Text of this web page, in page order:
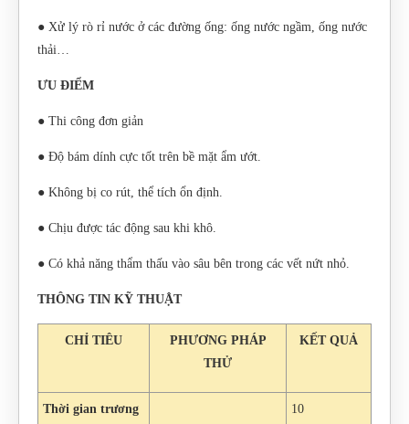
● Xử lý rò rỉ nước ở các đường ống: ống nước ngầm, ống nước
thải…
ƯU ĐIỂM
● Thi công đơn giản
● Độ bám dính cực tốt trên bề mặt ẩm ướt.
● Không bị co rút, thể tích ổn định.
● Chịu được tác động sau khi khô.
● Có khả năng thẩm thấu vào sâu bên trong các vết nứt nhỏ.
THÔNG TIN KỸ THUẬT
CHỈ TIÊU
PHƯƠNG PHÁP
THỬ
KẾT QUẢ
Thời gian trương
10